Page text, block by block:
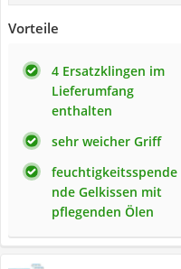
Vorteile
4 Ersatzklingen im
Lieferumfang
enthalten
sehr weicher Griff
feuchtigkeitsspende
nde Gelkissen mit
pflegenden Ölen